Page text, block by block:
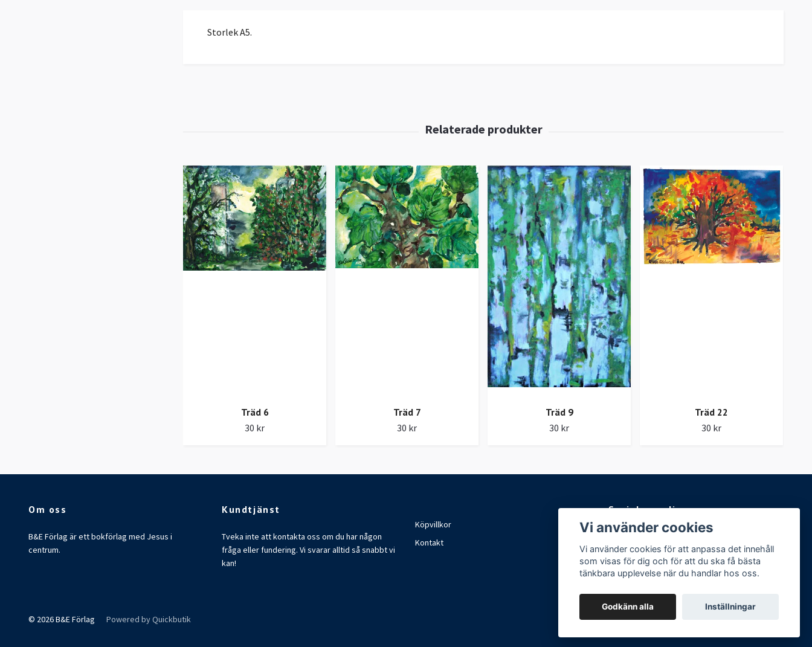
Storlek A5.
Träd 6
30 kr
Träd 7
30 kr
Träd 9
30 kr
Träd 22
30 kr
Om oss
B&E Förlag är ett bokförlag med Jesus i
centrum.
Kundtjänst
Tveka inte att kontakta oss om du har någon
fråga eller fundering. Vi svarar alltid så snabbt vi
kan!
Köpvillkor
Kontakt
Sociala medier
Facebook
Instagram
© 2026 B&E Förlag Powered by Quickbutik
Vi använder cookies
Vi använder cookies för att anpassa det innehåll
som visas för dig och för att du ska få bästa
tänkbara upplevelse när du handlar hos oss.
Godkänn alla Inställningar